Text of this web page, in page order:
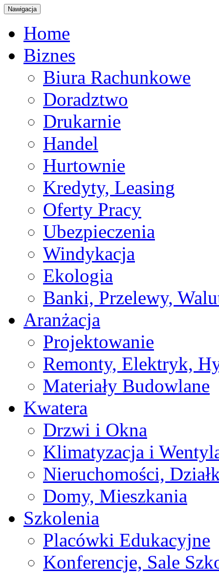
Nawigacja
Home
Biznes
Biura Rachunkowe
Doradztwo
Drukarnie
Handel
Hurtownie
Kredyty, Leasing
Oferty Pracy
Ubezpieczenia
Windykacja
Ekologia
Banki, Przelewy,
Aranżacja
Projektowanie
Remonty, Elektryk,
Materiały Budowlane
Kwatera
Drzwi i Okna
Klimatyzacja i
Nieruchomości,
Domy, Mieszkania
Szkolenia
Placówki Edukacyjne
Konferencje, Sale